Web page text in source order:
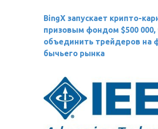
BingX запускает крипто-
призовым фондом $500
объединить трейдеров на
бычьего рынка